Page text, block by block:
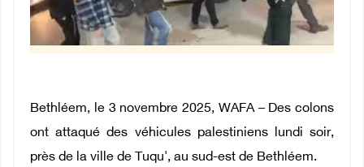
Bethléem, le 3 novembre 2025, WAFA – Des colons
ont attaqué des véhicules palestiniens lundi soir,
près de la ville de Tuqu', au sud-est de Bethléem.